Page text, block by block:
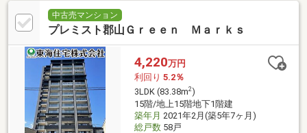
中古売マンション
プレミスト郡山Ｇｒｅｅｎ Ｍａｒｋｓ
4,220万円
利回り 5.2％
3LDK (83.38m2)
15階/地上15階地下1階建
築年月 2021年2月(築5年7ヶ月)
総戸数58戸